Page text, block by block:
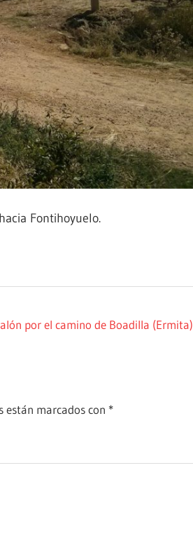
Fontihoyuelo.
por el camino de Boadilla (Ermita)
están marcados con *